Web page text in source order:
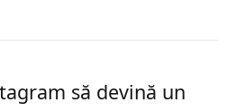
să devină un